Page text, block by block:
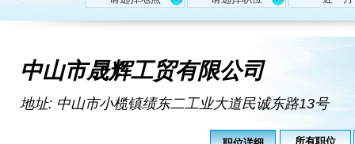
中山市晟辉工贸有限公司
地址: 中山市小榄镇绩东二工业大道民诚东路13号
所有职位